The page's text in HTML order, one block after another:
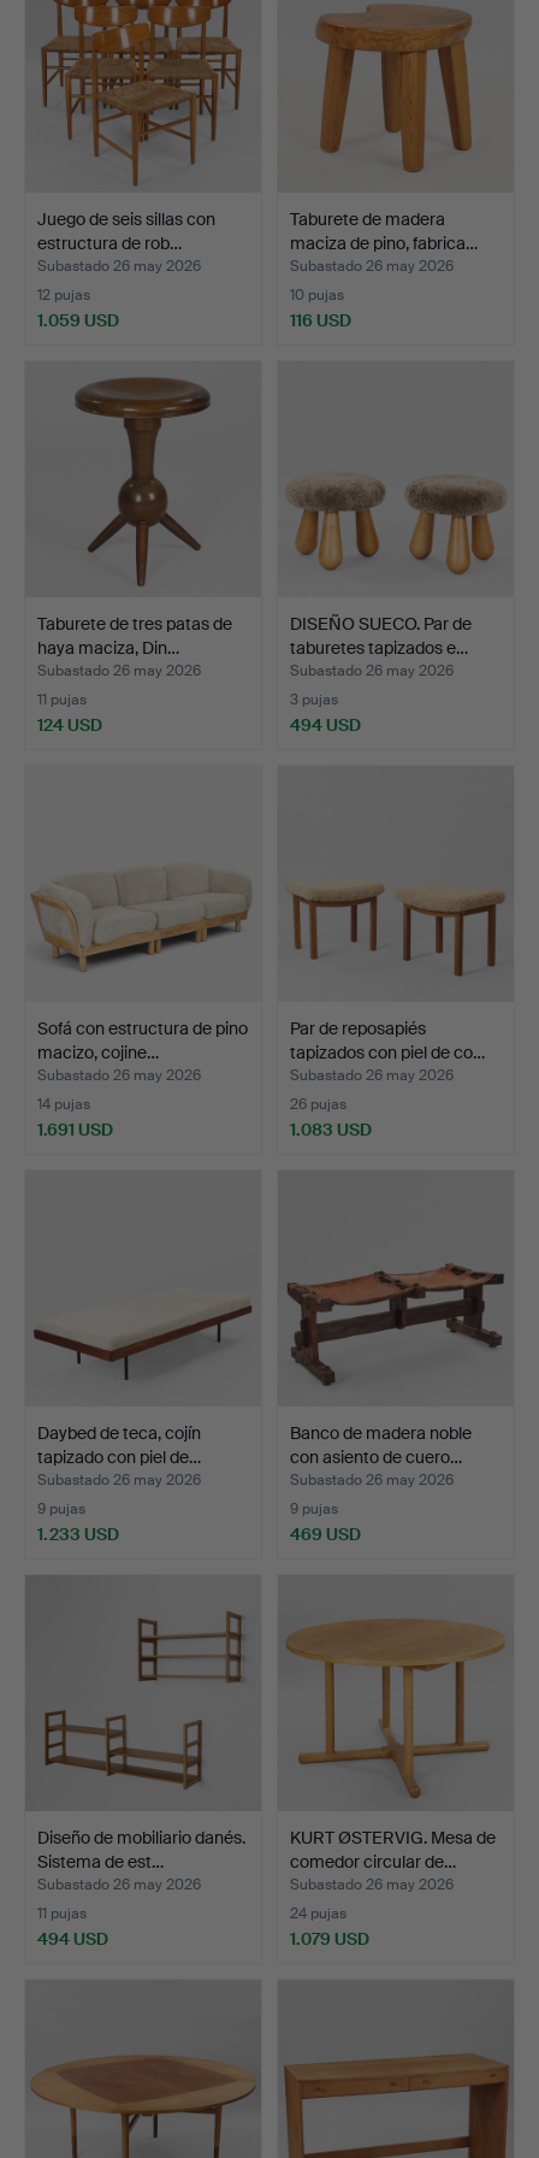
Juego de seis sillas con
estructura de rob…
Subastado 26 may 2026
12 pujas
1.059 USD
Taburete de madera
maciza de pino, fabrica…
Subastado 26 may 2026
10 pujas
116 USD
Taburete de tres patas de
haya maciza, Din…
Subastado 26 may 2026
11 pujas
124 USD
DISEÑO SUECO. Par de
taburetes tapizados e…
Subastado 26 may 2026
3 pujas
494 USD
Sofá con estructura de pino
macizo, cojine…
Subastado 26 may 2026
14 pujas
1.691 USD
Par de reposapiés
tapizados con piel de co…
Subastado 26 may 2026
26 pujas
1.083 USD
Daybed de teca, cojín
tapizado con piel de…
Subastado 26 may 2026
9 pujas
1.233 USD
Banco de madera noble
con asiento de cuero…
Subastado 26 may 2026
9 pujas
469 USD
Diseño de mobiliario danés.
Sistema de est…
Subastado 26 may 2026
11 pujas
494 USD
KURT ØSTERVIG. Mesa de
comedor circular de…
Subastado 26 may 2026
24 pujas
1.079 USD